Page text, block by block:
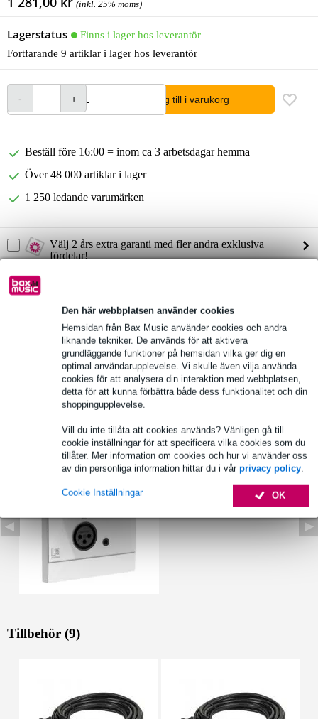
Den här webbplatsen använder cookies
Hemsidan från Bax Music använder cookies och andra
liknande tekniker. De används för att aktivera
grundläggande funktioner på hemsidan vilka ger dig en
optimal användarupplevelse. Vi skulle även vilja använda
cookies för att analysera din interaktion med webbplatsen,
detta för att kunna förbättra både dess funktionalitet och din
shoppingupplevelse.
Vill du inte tillåta att cookies används? Vänligen gå till
cookie inställningar för att specificera vilka cookies som du
tillåter. Mer information om cookies och hur vi använder oss
av din personliga information hittar du i vår privacy policy.
OK
Cookie Inställningar
(inkl. 25% moms)
Lagerstatus
Finns i lager hos leverantör
Fortfarande 9 artiklar i lager hos leverantör
lägg till i varukorg
Beställ före 16:00 = inom ca 3 arbetsdagar hemma
Över 48 000 artiklar i lager
1 250 ledande varumärken
Välj 2 års extra garanti med fler andra exklusiva
fördelar!
Produktinformation
ingångar: XLR-F (mikrofon), 3,5 mm minijack (linje)
Utgångar: 8-polig kopplingsplint
fantomspänning omkopplingsbar via dipswitch
Fullständiga specifikationer
Se även (1)
Tillbehör (9)